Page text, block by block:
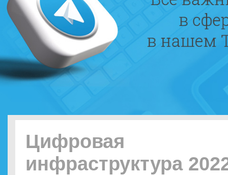
Цифровая
инфраструктура